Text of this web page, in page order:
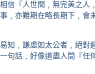
信『人世間﹐無完美之人
﹐亦難期在略長期下﹐會
知﹐謙虛如太公者﹐絕對
句話﹐好像道盡人間『任